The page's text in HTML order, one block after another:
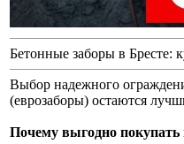
Бетонные заборы в Бресте:
Выбор надежного
(еврозаборы) остаются
Почему выгодно